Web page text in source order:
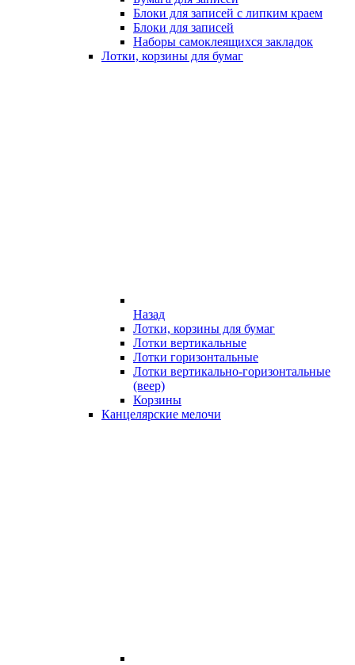
Блоки для записей с липким краем
Блоки для записей
Наборы самоклеящихся закладок
Лотки, корзины для бумаг
Назад
Лотки, корзины для бумаг
Лотки вертикальные
Лотки горизонтальные
Лотки вертикально-горизонтальные
(веер)
Корзины
Канцелярские мелочи